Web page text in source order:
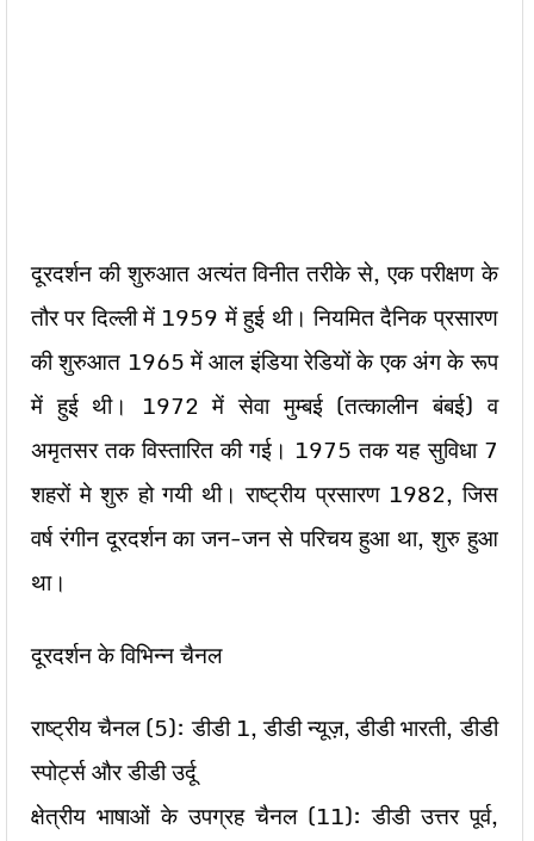
दूरदर्शन की शुरुआत अत्यंत विनीत तरीके से, एक परीक्षण के
तौर पर दिल्ली में 1959 में हुई थी। नियमित दैनिक प्रसारण
की शुरुआत 1965 में आल इंडिया रेडियों के एक अंग के रूप
में हुई थी। 1972 में सेवा मुम्बई (तत्कालीन बंबई) व
अमृतसर तक विस्तारित की गई। 1975 तक यह सुविधा 7
शहरों मे शुरु हो गयी थी। राष्ट्रीय प्रसारण 1982, जिस
वर्ष रंगीन दूरदर्शन का जन-जन से परिचय हुआ था, शुरु हुआ
था।
दूरदर्शन के विभिन्न चैनल
राष्‍ट्रीय चैनल (5): डीडी 1, डीडी न्‍यूज़, डीडी भारती, डीडी
स्‍पोर्ट्स और डीडी उर्दू
क्षेत्रीय भाषाओं के उपग्रह चैनल (11): डीडी उत्तर पूर्व,